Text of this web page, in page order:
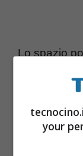
Lo spazio
Amazon
nella città
De
gratuito
your